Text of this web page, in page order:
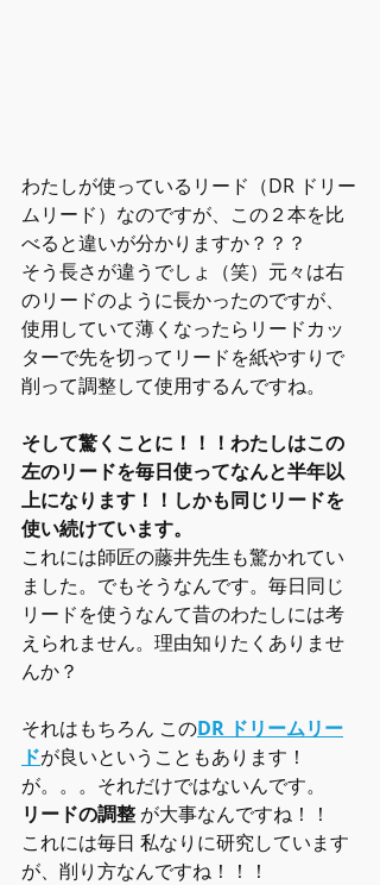
わたしが使っているリード（DR ドリー
ムリード）なのですが、この２本を比
べると違いが分かりますか？？？
そう長さが違うでしょ（笑）元々は右
のリードのように長かったのですが、
使用していて薄くなったらリードカッ
ターで先を切ってリードを紙やすりで
削って調整して使用するんですね。
そして驚くことに！！！わたしはこの
左のリードを毎日使ってなんと半年以
上になります！！しかも同じリードを
使い続けています。
これには師匠の藤井先生も驚かれてい
ました。でもそうなんです。毎日同じ
リードを使うなんて昔のわたしには考
えられません。理由知りたくありませ
んか？
それはもちろん このDR ドリームリー
ドが良いということもあります！
が。。。それだけではないんです。
リードの調整 が大事なんですね！！
これには毎日 私なりに研究しています
が、削り方なんですね！！！